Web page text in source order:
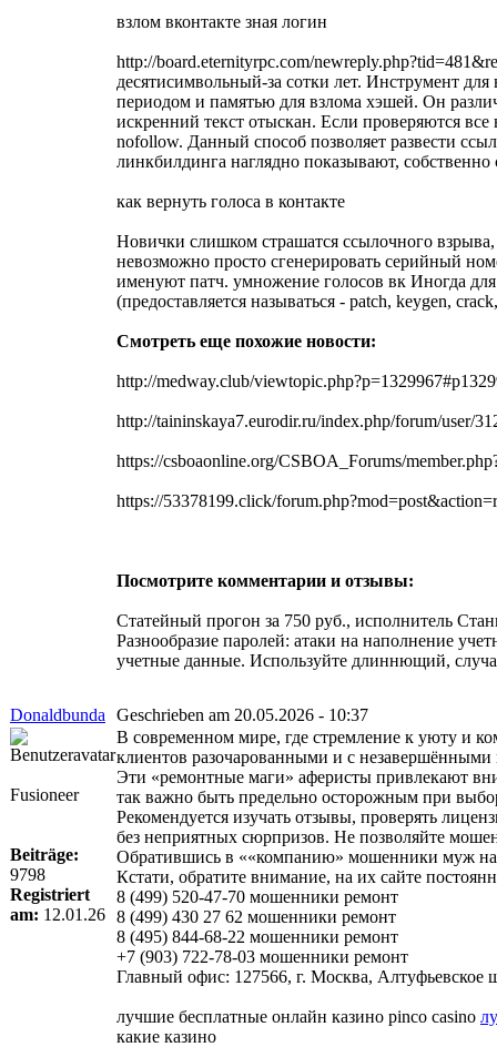
взлом вконтакте зная логин
http://board.eternityrpc.com/
десятисимвольный-за сотки лет. Инструмент
периодом и памятью для взлома хэшей. Он
искренний текст отыскан. Если проверяются
nofollow. Данный способ позволяет развести
линкбилдинга наглядно показывают,
как вернуть голоса в контакте
Новички слишком страшатся ссылочного
невозможно просто сгенерировать серийный
именуют патч. умножение голосов вк Иногда
(предоставляется называться - patch, keygen,
Смотреть еще похожие новости:
http://medway.club/
http://taininskaya7.eurodir.ru/index.php/forum/user/
https://csboaonline.org/CSBOA_Forums/
https://53378199.click/
Посмотрите комментарии и отзывы:
Статейный прогон за 750 руб., исполнитель
Разнообразие паролей: атаки на наполнение
учетные данные. Используйте длиннющий,
Donaldbunda Geschrieben am 20.05.2026 - 10:37
Fusioneer
Beiträge:
9798
Registriert
am: 12.01.26
В современном мире, где стремление к уюту и
клиентов разочарованными и с незавершёнными
Эти «ремонтные маги» аферисты привлекают
так важно быть предельно осторожным при
Рекомендуется изучать отзывы, проверять
без неприятных сюрпризов. Не позволяйте
Обратившись в ««компанию» мошенники муж на
Кстати, обратите внимание, на их сайте
8 (499) 520-47-70 мошенники ремонт
8 (499) 430 27 62 мошенники ремонт
8 (495) 844-68-22 мошенники ремонт
+7 (903) 722-78-03 мошенники ремонт
Главный офис: 127566, г. Москва, Алтуфьевское
лучшие бесплатные онлайн казино pinco casino
какие казино